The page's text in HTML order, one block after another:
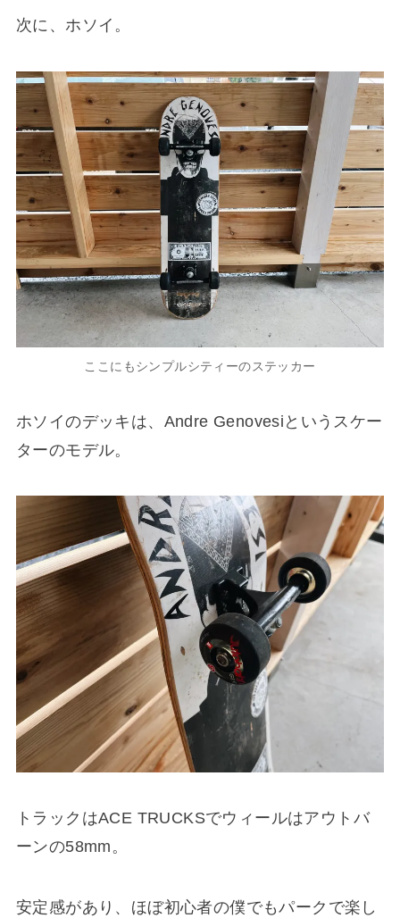
次に、ホソイ。
ここにもシンプルシティーのステッカー
ホソイのデッキは、Andre Genovesiというスケー
ターのモデル。
トラックはACE TRUCKSでウィールはアウトバ
ーンの58mm。
安定感があり、ほぼ初心者の僕でもパークで楽し